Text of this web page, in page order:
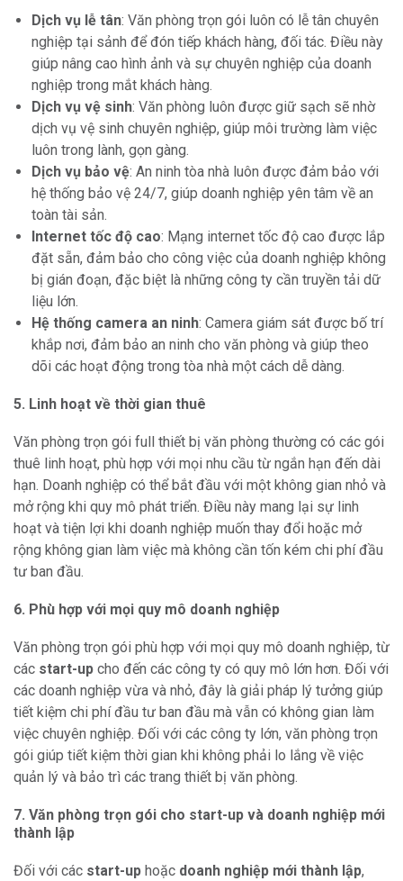
Dịch vụ lễ tân: Văn phòng trọn gói luôn có lễ tân chuyên
nghiệp tại sảnh để đón tiếp khách hàng, đối tác. Điều này
giúp nâng cao hình ảnh và sự chuyên nghiệp của doanh
nghiệp trong mắt khách hàng.
Dịch vụ vệ sinh: Văn phòng luôn được giữ sạch sẽ nhờ
dịch vụ vệ sinh chuyên nghiệp, giúp môi trường làm việc
luôn trong lành, gọn gàng.
Dịch vụ bảo vệ: An ninh tòa nhà luôn được đảm bảo với
hệ thống bảo vệ 24/7, giúp doanh nghiệp yên tâm về an
toàn tài sản.
Internet tốc độ cao: Mạng internet tốc độ cao được lắp
đặt sẵn, đảm bảo cho công việc của doanh nghiệp không
bị gián đoạn, đặc biệt là những công ty cần truyền tải dữ
liệu lớn.
Hệ thống camera an ninh: Camera giám sát được bố trí
khắp nơi, đảm bảo an ninh cho văn phòng và giúp theo
dõi các hoạt động trong tòa nhà một cách dễ dàng.
5. Linh hoạt về thời gian thuê
Văn phòng trọn gói full thiết bị văn phòng thường có các gói
thuê linh hoạt, phù hợp với mọi nhu cầu từ ngắn hạn đến dài
hạn. Doanh nghiệp có thể bắt đầu với một không gian nhỏ và
mở rộng khi quy mô phát triển. Điều này mang lại sự linh
hoạt và tiện lợi khi doanh nghiệp muốn thay đổi hoặc mở
rộng không gian làm việc mà không cần tốn kém chi phí đầu
tư ban đầu.
6. Phù hợp với mọi quy mô doanh nghiệp
Văn phòng trọn gói phù hợp với mọi quy mô doanh nghiệp, từ
các start-up cho đến các công ty có quy mô lớn hơn. Đối với
các doanh nghiệp vừa và nhỏ, đây là giải pháp lý tưởng giúp
tiết kiệm chi phí đầu tư ban đầu mà vẫn có không gian làm
việc chuyên nghiệp. Đối với các công ty lớn, văn phòng trọn
gói giúp tiết kiệm thời gian khi không phải lo lắng về việc
quản lý và bảo trì các trang thiết bị văn phòng.
7. Văn phòng trọn gói cho start-up và doanh nghiệp mới
thành lập
Đối với các start-up hoặc doanh nghiệp mới thành lập,